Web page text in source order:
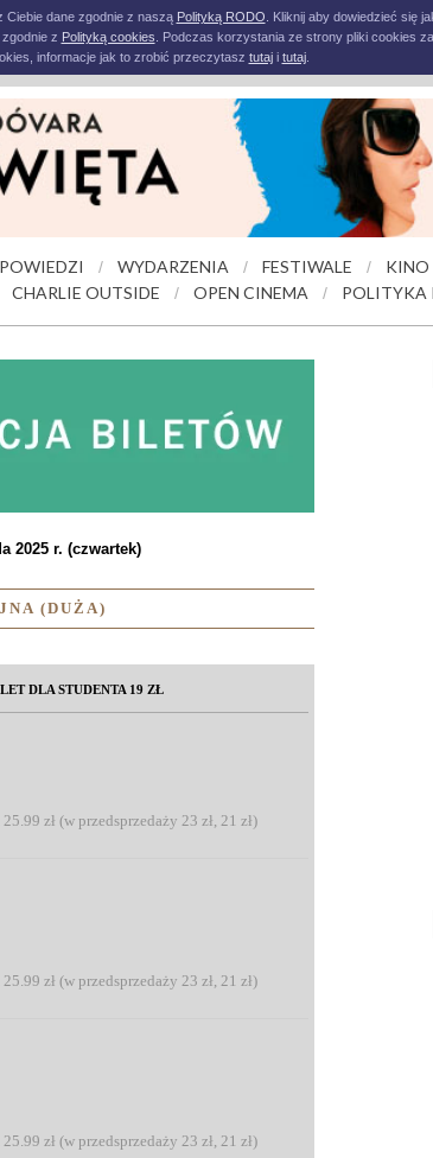
Ciebie dane zgodnie z naszą Polityką RODO . Kliknij aby dowiedzieć się
z Polityką cookies . Podczas korzystania ze strony pliki cookies
informacje jak to zrobić przeczytasz tutaji tutaj.
/ WYDARZENIA / FESTIWALE / KINO
CHARLIE OUTSIDE / OPEN CINEMA / POLITYKA
2025 r. (czwartek)
(DUŻA)
DLA STUDENTA 19 ZŁ
zł (w przedsprzedaży 23 zł, 21 zł)
zł (w przedsprzedaży 23 zł, 21 zł)
zł (w przedsprzedaży 23 zł, 21 zł)